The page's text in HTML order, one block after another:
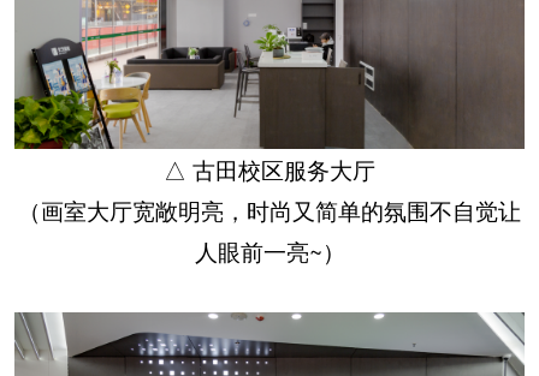
△ 古田校区服务大厅
（画室大厅宽敞明亮，时尚又简单的氛围不自觉让
人眼前一亮~）